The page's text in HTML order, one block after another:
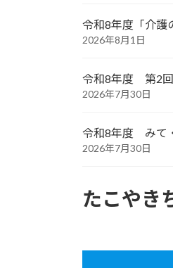
令和8年度「介護
2026年8月1日
令和8年度 第2
2026年7月30日
令和8年度 みて
2026年7月30日
たこやき